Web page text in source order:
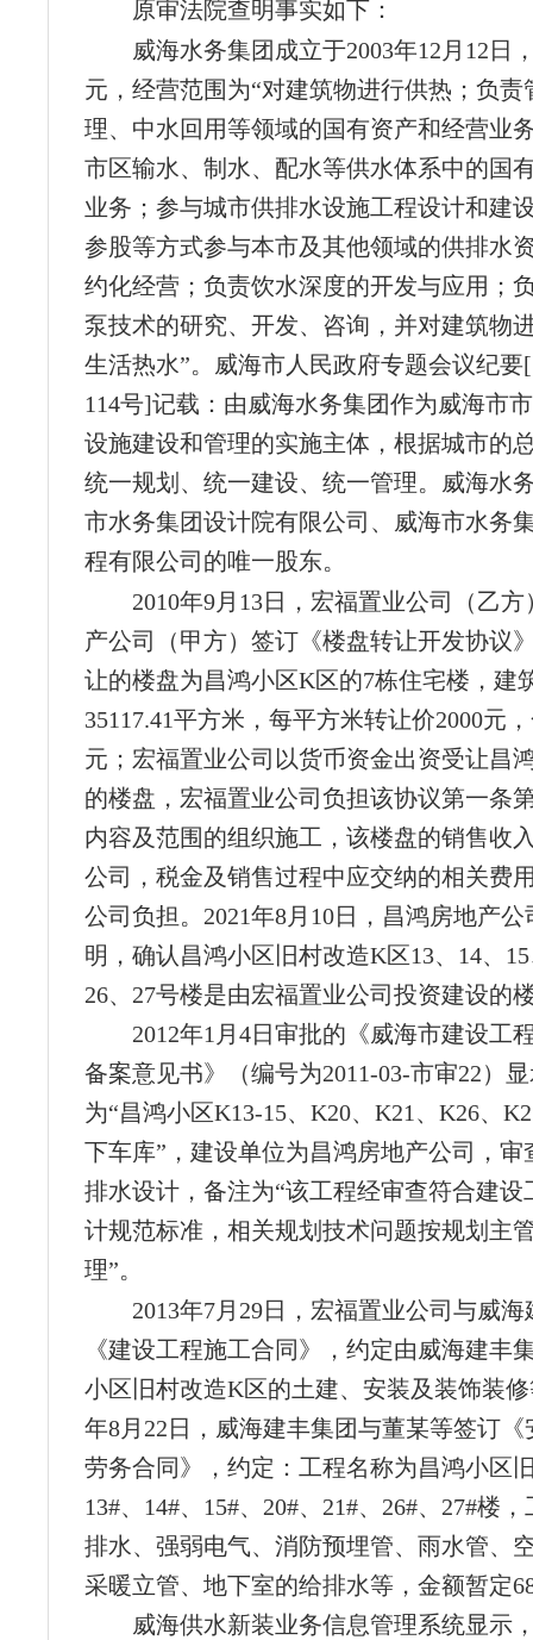
原审法院查明事实如下：
威海水务集团成立于2003年12月12日
元，经营范围为“对建筑物进行供热；负责
理、中水回用等领域的国有资产和经营业
市区输水、制水、配水等供水体系中的国
业务；参与城市供排水设施工程设计和建
参股等方式参与本市及其他领域的供排水
约化经营；负责饮水深度的开发与应用；
泵技术的研究、开发、咨询，并对建筑物
生活热水”。威海市人民政府专题会议纪要
114号]记载：由威海水务集团作为威海市
设施建设和管理的实施主体，根据城市的
统一规划、统一建设、统一管理。威海水
市水务集团设计院有限公司、威海市水务
程有限公司的唯一股东。
2010年9月13日，宏福置业公司（乙
产公司（甲方）签订《楼盘转让开发协议
让的楼盘为昌鸿小区K区的7栋住宅楼，建
35117.41平方米，每平方米转让价2000元
元；宏福置业公司以货币资金出资受让昌
的楼盘，宏福置业公司负担该协议第一条
内容及范围的组织施工，该楼盘的销售收
公司，税金及销售过程中应交纳的相关费
公司负担。2021年8月10日，昌鸿房地产
明，确认昌鸿小区旧村改造K区13、14、
26、27号楼是由宏福置业公司投资建设的
2012年1月4日审批的《威海市建设工
备案意见书》（编号为2011-03-市审22）
为“昌鸿小区K13-15、K20、K21、K26、
下车库”，建设单位为昌鸿房地产公司，审
排水设计，备注为“该工程经审查符合建设
计规范标准，相关规划技术问题按规划主
理”。
2013年7月29日，宏福置业公司与威
《建设工程施工合同》，约定由威海建丰
小区旧村改造K区的土建、安装及装饰装修
年8月22日，威海建丰集团与董某等签订
劳务合同》，约定：工程名称为昌鸿小区
13#、14#、15#、20#、21#、26#、27#楼
排水、强弱电气、消防预埋管、雨水管、
采暖立管、地下室的给排水等，金额暂定
威海供水新装业务信息管理系统显示